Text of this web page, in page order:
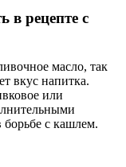
в рецепте с
масло, так
вкус напитка.
или
с кашлем.